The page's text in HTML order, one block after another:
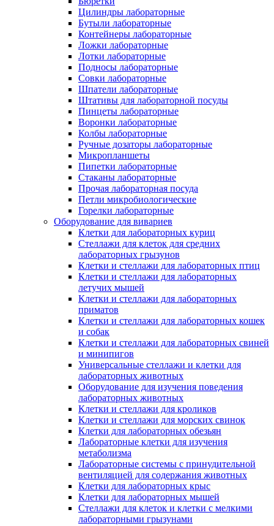
Цилиндры лабораторные
Бутыли лабораторные
Контейнеры лабораторные
Ложки лабораторные
Лотки лабораторные
Подносы лабораторные
Совки лабораторные
Шпатели лабораторные
Штативы для лабораторной посуды
Пинцеты лабораторные
Воронки лабораторные
Колбы лабораторные
Ручные дозаторы лабораторные
Микропланшеты
Пипетки лабораторные
Стаканы лабораторные
Прочая лабораторная посуда
Петли микробиологические
Горелки лабораторные
Оборудование для вивариев
Клетки для лабораторных куриц
Стеллажи для клеток для средних
лабораторных грызунов
Клетки и стеллажи для лабораторных птиц
Клетки и стеллажи для лабораторных
летучих мышей
Клетки и стеллажи для лабораторных
приматов
Клетки и стеллажи для лабораторных кошек
и собак
Клетки и стеллажи для лабораторных свиней
и минипигов
Универсальные стеллажи и клетки для
лабораторных животных
Оборудование для изучения поведения
лабораторных животных
Клетки и стеллажи для кроликов
Клетки и стеллажи для морских свинок
Клетки для лабораторных обезьян
Лабораторные клетки для изучения
метаболизма
Лабораторные системы с принудительной
вентиляцией для содержания животных
Клетки для лабораторных крыс
Клетки для лабораторных мышей
Стеллажи для клеток и клетки с мелкими
лабораторными грызунами